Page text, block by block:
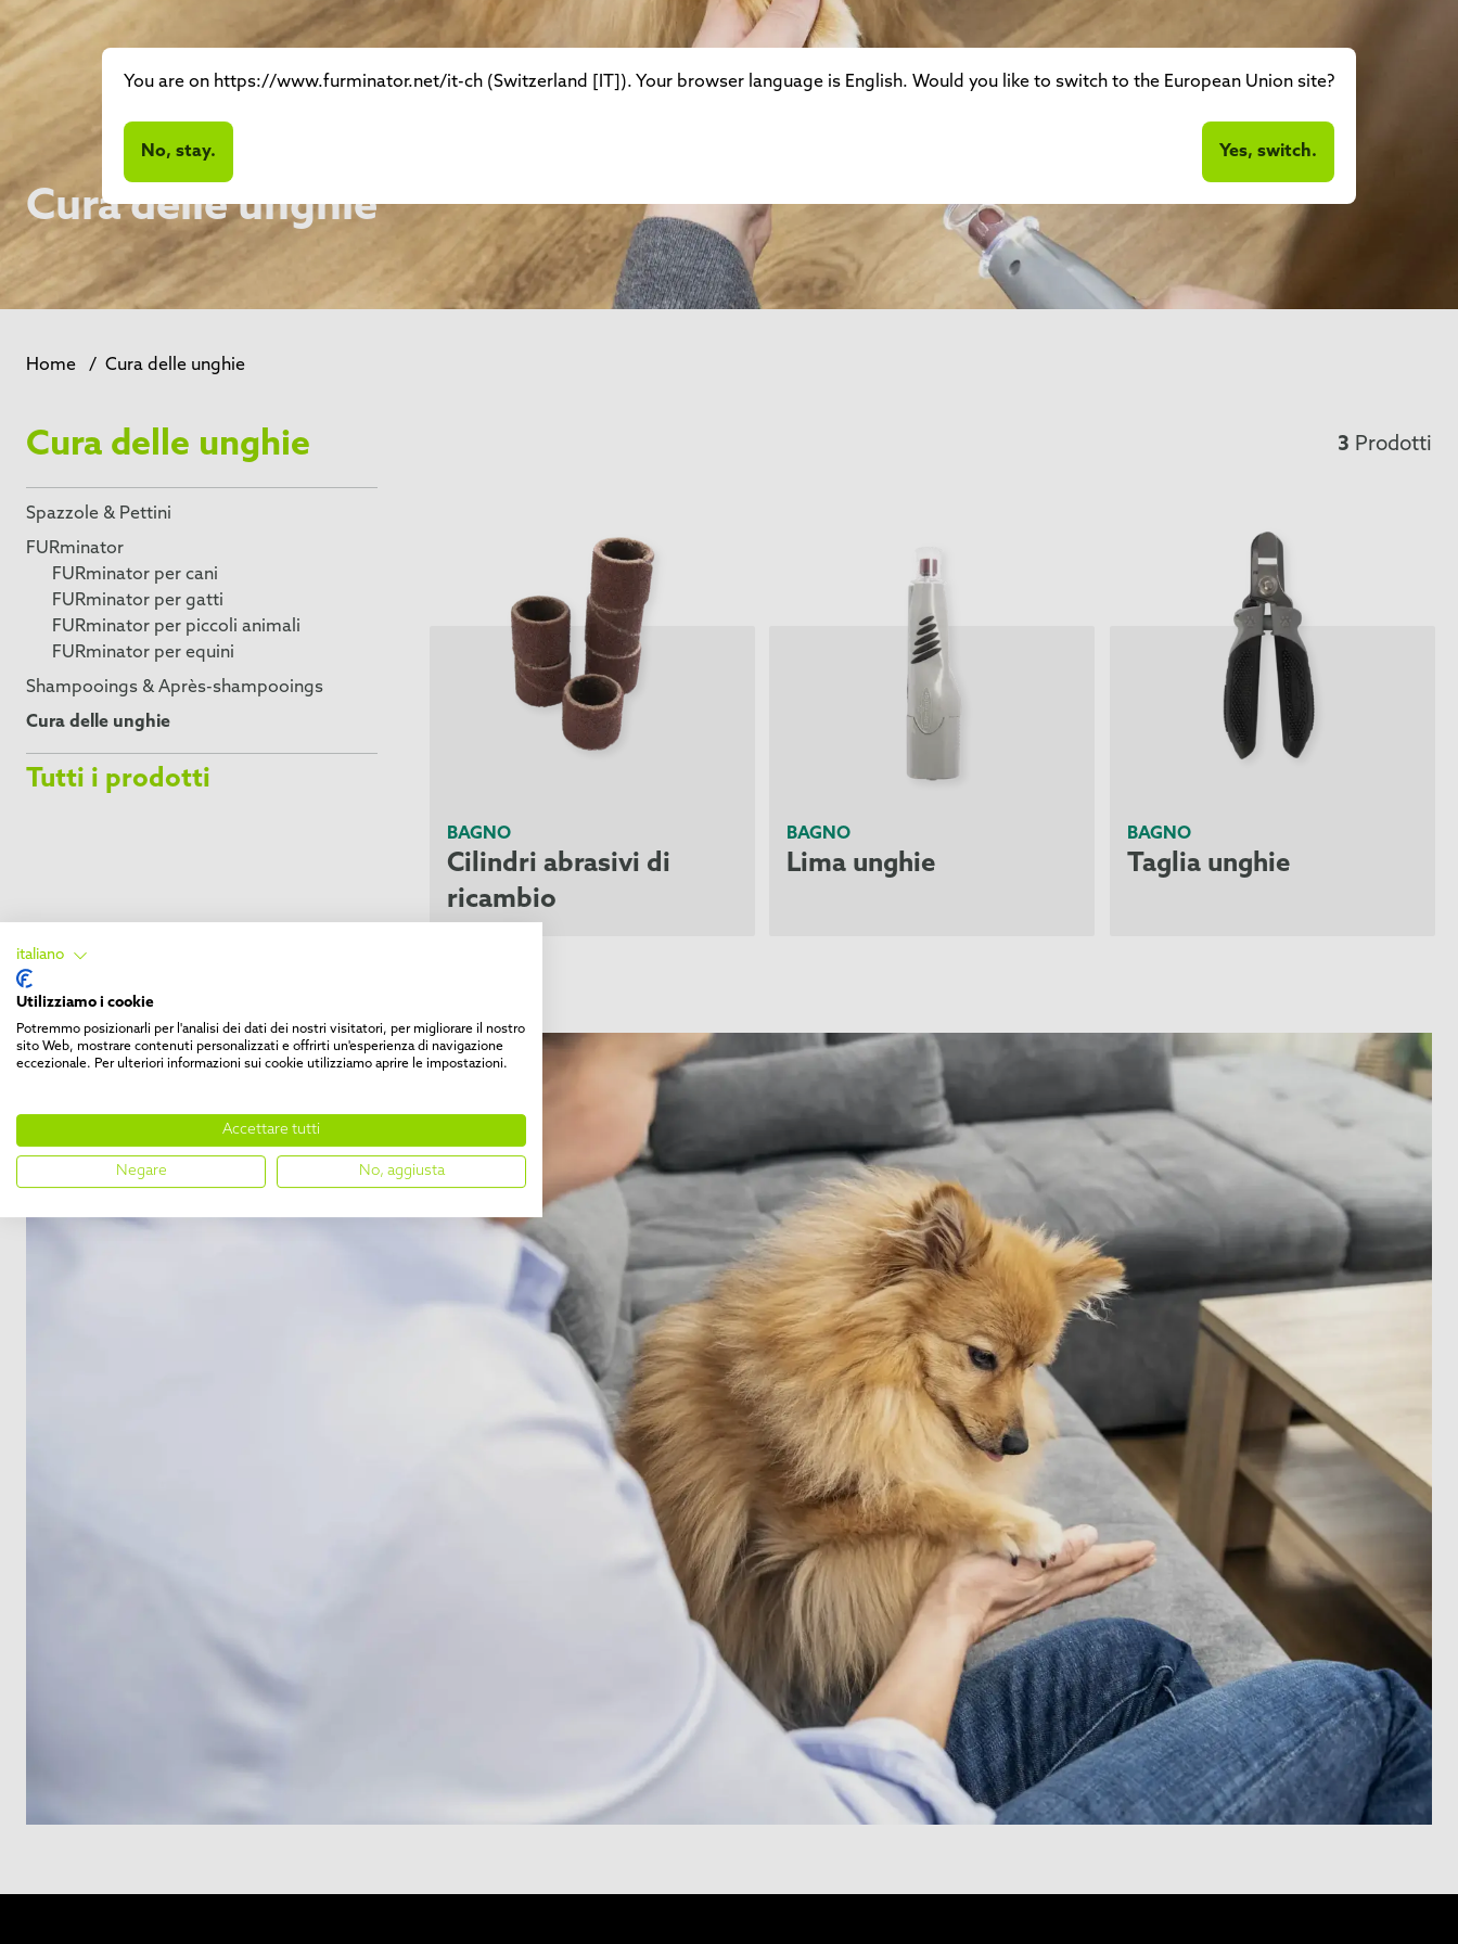
Cura delle unghie
Home / Cura delle unghie
Cura delle unghie
Spazzole & Pettini
FURminator
FURminator per cani
FURminator per gatti
FURminator per piccoli animali
FURminator per equini
Shampooings & Après-shampooings
Cura delle unghie
Tutti i prodotti
3 Prodotti
BAGNO
Cilindri abrasivi di
ricambio
BAGNO
Lima unghie
BAGNO
Taglia unghie
You are on https://www.furminator.net/it-ch (Switzerland [IT]). Your browser language is English. Would you like to switch to the European Union site?
No, stay. Yes, switch.
italiano
Utilizziamo i cookie
Potremmo posizionarli per l'analisi dei dati dei nostri visitatori, per migliorare il nostro
sito Web, mostrare contenuti personalizzati e offrirti un'esperienza di navigazione
eccezionale. Per ulteriori informazioni sui cookie utilizziamo aprire le impostazioni.
Accettare tutti
Negare No, aggiusta